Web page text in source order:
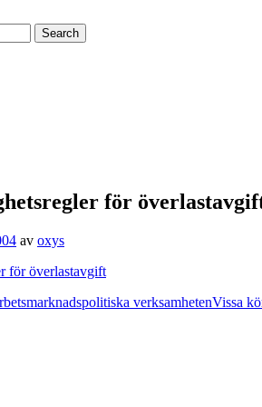
för
av oxys
för överlastavgift
verksamhetenVissa